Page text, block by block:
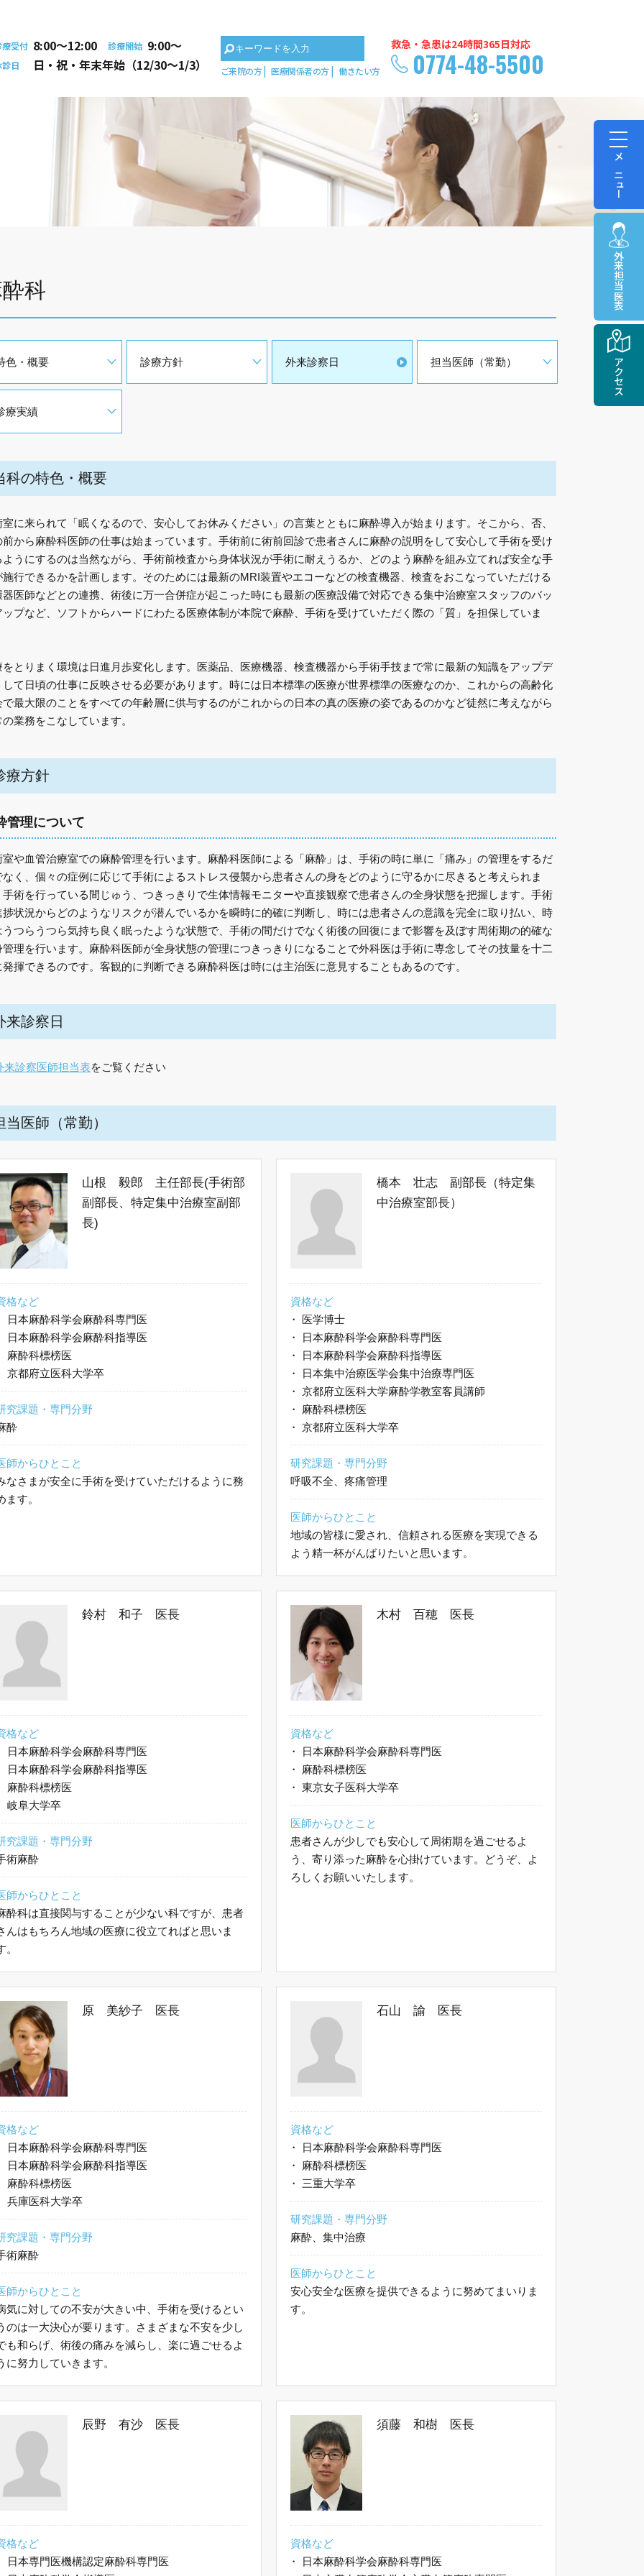
メニュー
外来担当医表
アクセス
療受付 8:00〜12:00 診療開始 9:00〜
診日 日・祝・年末年始（12/30～1/3） ご来院の方 医療関係者の方 働きたい方
救急・急患は24時間365日対応
0774-48-5500
科
色・概要 診療方針 外来診察日 担当医師（常勤）
療実績
科の特色・概要
室に来られて「眠くなるので、安心してお休みください」の言葉とともに麻酔導入が始まります。そこから、否、
前から麻酔科医師の仕事は始まっています。手術前に術前回診で患者さんに麻酔の説明をして安心して手術を受け
ようにするのは当然ながら、手術前検査から身体状況が手術に耐えうるか、どのよう麻酔を組み立てれば安全な手
施行できるかを計画します。そのためには最新のMRI装置やエコーなどの検査機器、検査をおこなっていただける
器医師などとの連携、術後に万一合併症が起こった時にも最新の医療設備で対応できる集中治療室スタッフのバッ
ップなど、ソフトからハードにわたる医療体制が本院で麻酔、手術を受けていただく際の「質」を担保していま
をとりまく環境は日進月歩変化します。医薬品、医療機器、検査機器から手術手技まで常に最新の知識をアップデ
して日頃の仕事に反映させる必要があります。時には日本標準の医療が世界標準の医療なのか、これからの高齢化
で最大限のことをすべての年齢層に供与するのがこれからの日本の真の医療の姿であるのかなど徒然に考えながら
業務をこなしています。
療方針
管理について
室や血管治療室での麻酔管理を行います。麻酔科医師による「麻酔」は、手術の時に単に「痛み」の管理をするだ
なく、個々の症例に応じて手術によるストレス侵襲から患者さんの身をどのように守るかに尽きると考えられま
手術を行っている間じゅう、つきっきりで生体情報モニターや直接観察で患者さんの全身状態を把握します。手術
捗状況からどのようなリスクが潜んでいるかを瞬時に的確に判断し、時には患者さんの意識を完全に取り払い、時
うつらうつら気持ち良く眠ったような状態で、手術の間だけでなく術後の回復にまで影響を及ぼす周術期の的確な
管理を行います。麻酔科医師が全身状態の管理につきっきりになることで外科医は手術に専念してその技量を十二
発揮できるのです。客観的に判断できる麻酔科医は時には主治医に意見することもあるのです。
来診察日
来診察医師担当表をご覧ください
当医師（常勤）
山根 毅郎 主任部長(手術部
副部長、特定集中治療室副部
長)
格など
日本麻酔科学会麻酔科専門医
日本麻酔科学会麻酔科指導医
麻酔科標榜医
京都府立医科大学卒
究課題・専門分野
酔
師からひとこと
なさまが安全に手術を受けていただけるように務
ます。
橋本 壮志 副部長（特定集
中治療室部長）
資格など
・
医学博士
・
日本麻酔科学会麻酔科専門医
・
日本麻酔科学会麻酔科指導医
・
日本集中治療医学会集中治療専門医
・ 京都府立医科大学麻酔学教室客員講師
・
麻酔科標榜医
・ 京都府立医科大学卒
研究課題・専門分野
呼吸不全、疼痛管理
医師からひとこと
地域の皆様に愛され、信頼される医療を実現できる
よう精一杯がんばりたいと思います。
鈴村 和子 医長
格など
日本麻酔科学会麻酔科専門医
日本麻酔科学会麻酔科指導医
麻酔科標榜医
岐阜大学卒
究課題・専門分野
術麻酔
師からひとこと
酔科は直接関与することが少ない科ですが、患者
んはもちろん地域の医療に役立てればと思いま
。
木村 百穂 医長
資格など
・
日本麻酔科学会麻酔科専門医
・
麻酔科標榜医
・ 東京女子医科大学卒
医師からひとこと
患者さんが少しでも安心して周術期を過ごせるよ
う、寄り添った麻酔を心掛けています。どうぞ、よ
ろしくお願いいたします。
原 美紗子 医長
格など
日本麻酔科学会麻酔科専門医
日本麻酔科学会麻酔科指導医
麻酔科標榜医
兵庫医科大学卒
究課題・専門分野
術麻酔
師からひとこと
気に対しての不安が大きい中、手術を受けるとい
のは一大決心が要ります。さまざまな不安を少し
も和らげ、術後の痛みを減らし、楽に過ごせるよ
に努力していきます。
石山 諭 医長
資格など
・
日本麻酔科学会麻酔科専門医
・
麻酔科標榜医
・
三重大学卒
研究課題・専門分野
麻酔、集中治療
医師からひとこと
安心安全な医療を提供できるように努めてまいりま
す。
辰野 有沙 医長
格など
日本専門医機構認定麻酔科専門医
須藤 和樹 医長
資格など
・
日本麻酔科学会麻酔科専門医